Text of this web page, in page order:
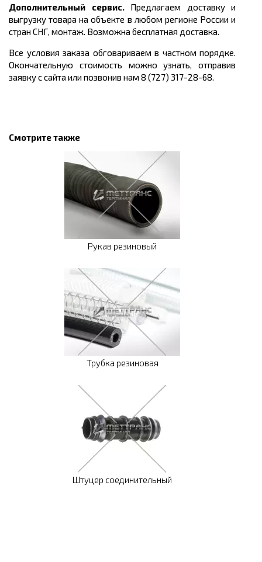
Дополнительный сервис.Предлагаем доставку и
выгрузку товара на объекте в любом регионе России и
стран СНГ, монтаж. Возможна бесплатная доставка.
Все условия заказа обговариваем в частном порядке.
Окончательную стоимость можно узнать, отправив
заявку с сайта или позвонив нам 8 (727) 317-28-68.
Смотрите также
Рукав резиновый
Трубка резиновая
Штуцер соединительный